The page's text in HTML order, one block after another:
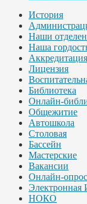
История
Наши
Наша
Аккредитация
Лицензия
Библиотека
Онлайн-
Общежитие
Автошкола
Столовая
Бассейн
Мастерские
Вакансии
Онлайн-опрос
НОКО